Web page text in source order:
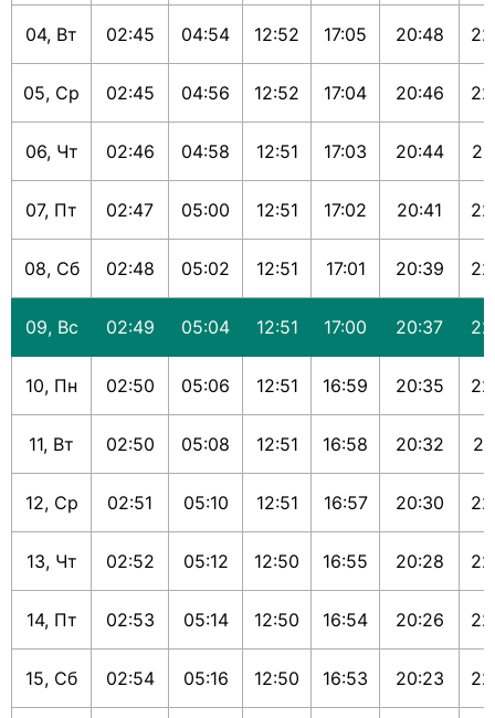
04, Вт 02:45 04:54 12:52 17:05 20:48
05, Ср 02:45 04:56 12:52 17:04 20:46
06, Чт 02:46 04:58 12:51 17:03 20:44
07, Пт 02:47 05:00 12:51 17:02 20:41
08, Сб 02:48 05:02 12:51 17:01 20:39
09, Вс 02:49 05:04 12:51 17:00 20:37
10, Пн 02:50 05:06 12:51 16:59 20:35
11, Вт 02:50 05:08 12:51 16:58 20:32
12, Ср 02:51 05:10 12:51 16:57 20:30
13, Чт 02:52 05:12 12:50 16:55 20:28
14, Пт 02:53 05:14 12:50 16:54 20:26
15, Сб 02:54 05:16 12:50 16:53 20:23